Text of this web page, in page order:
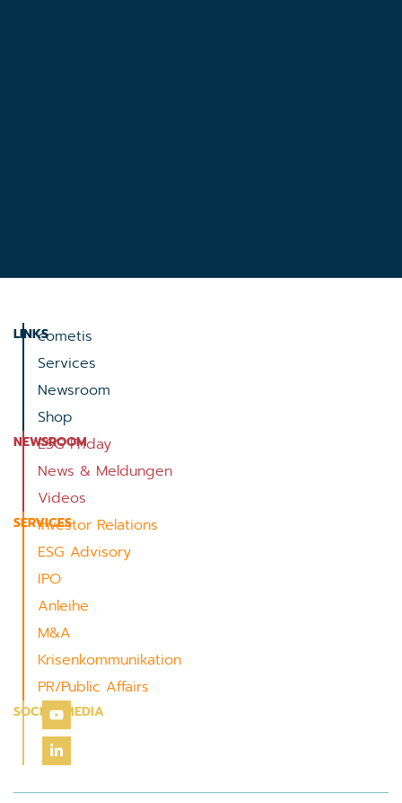
LINKScometis
Services
Newsroom
Shop
NEWSROOM
ESG Friday
News & Meldungen
Videos
SERVICES
Investor Relations
ESG Advisory
IPO
Anleihe
M&A
Krisenkommunikation
PR/Public Affairs
SOCIAL MEDIA